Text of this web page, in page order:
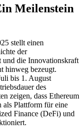
Meilenstein
stellt einen
der
und die Innovationskraft
hinweg bezeugt.
bis 1. August
des
zeigen, dass Ethereum
als Plattform für eine
Finance (DeFi) und